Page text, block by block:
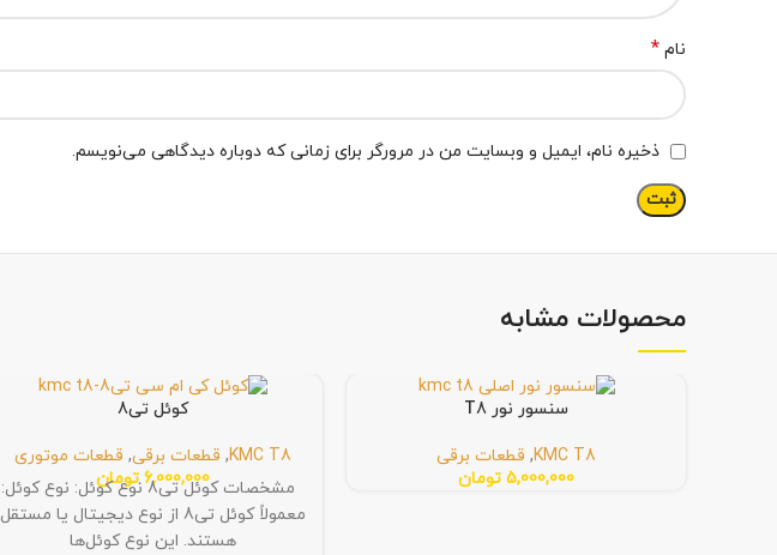
نام *
ذخیره نام، ایمیل و وبسایت من در مرورگر برای زمانی که دوباره دیدگاهی می‌نویسم.
محصولات مشابه
سنسور نور T8
KMC T8
, قطعات برقی
5,000,000 تومان
کوئل تی8
KMC T8
, قطعات برقی, قطعات موتوری
6,000,000 تومان
مشخصات کوئل تی8 نوع کوئل: نوع کوئل:
معمولاً کوئل‌ تی8 از نوع دیجیتال یا مستقل
هستند. این نوع کوئل‌ها